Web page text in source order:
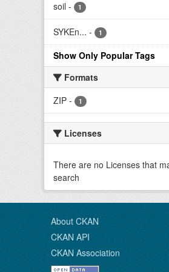
soil - 1
SYKEn... - 1
Show Only Popular Tags
Formats
ZIP - 1
Licenses
There are no Licenses that
search
About CKAN
CKAN API
CKAN Association